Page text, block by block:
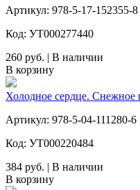
Артикул: 978-5-17-152355-8
Код: УТ000277440
260 руб. | В наличии
В корзину
Холодное сердце. Снежное
Артикул: 978-5-04-111280-6
Код: УТ000220484
384 руб. | В наличии
В корзину